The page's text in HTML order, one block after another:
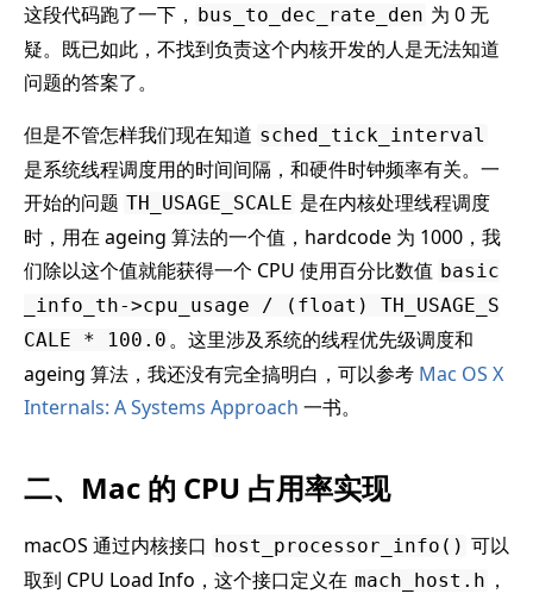
这段代码跑了一下， bus_to_dec_rate_den 为 0 无
疑。既已如此，不找到负责这个内核开发的人是无法知道
问题的答案了。
但是不管怎样我们现在知道 sched_tick_interval
是系统线程调度用的时间间隔，和硬件时钟频率有关。一
开始的问题 TH_USAGE_SCALE 是在内核处理线程调度
时，用在 ageing 算法的一个值，hardcode 为 1000，我
们除以这个值就能获得一个 CPU 使用百分比数值 basic
_info_th->cpu_usage / (float) TH_USAGE_S
CALE * 100.0 。这里涉及系统的线程优先级调度和
ageing 算法，我还没有完全搞明白，可以参考 Mac OS X
Internals: A Systems Approach 一书。
二、Mac 的 CPU 占用率实现
macOS 通过内核接口 host_processor_info() 可以
取到 CPU Load Info，这个接口定义在 mach_host.h ，